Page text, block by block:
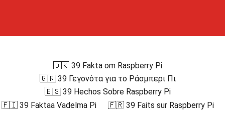
🇩🇰 39 Fakta om Raspberry Pi
🇬🇷 39 Γεγονότα για το Ράσμπερι Πι
🇪🇸 39 Hechos Sobre Raspberry Pi
🇫🇮 39 Faktaa Vadelma Pi
🇫🇷 39 Faits sur Raspberry Pi